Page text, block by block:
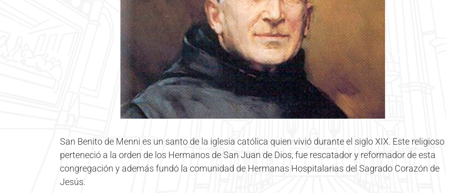
San Benito de Menni es un santo de la iglesia católica quien vivió durante el siglo XIX. Este religioso
perteneció a la orden de los Hermanos de San Juan de Dios, fue rescatador y reformador de esta
congregación y además fundó la comunidad de Hermanas Hospitalarias del Sagrado Corazón de
Jesús.